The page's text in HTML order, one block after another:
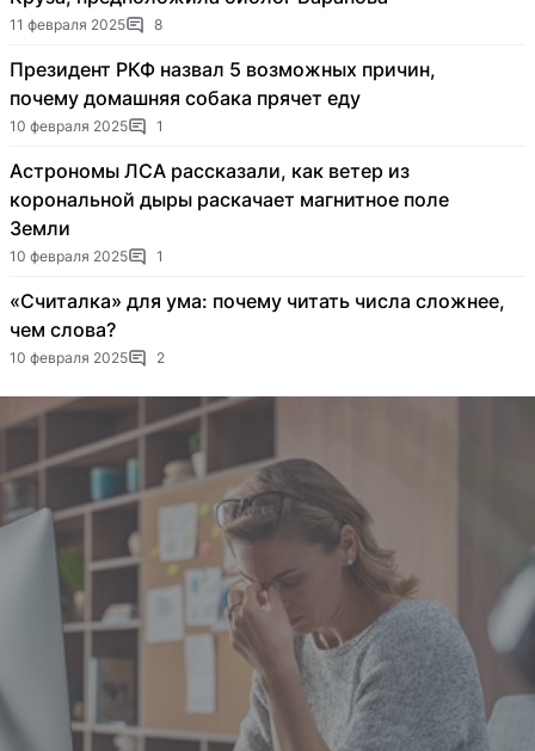
11 февраля 2025 8
Президент РКФ назвал 5 возможных причин,
почему домашняя собака прячет еду
10 февраля 2025 1
Астрономы ЛСА рассказали, как ветер из
корональной дыры раскачает магнитное поле
Земли
10 февраля 2025 1
«Считалка» для ума: почему читать числа сложнее,
чем слова?
10 февраля 2025 2